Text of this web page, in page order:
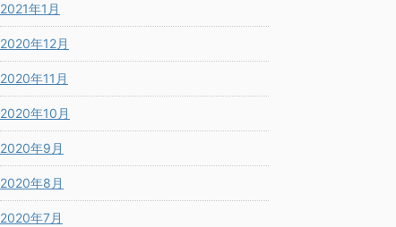
2021年1月
2020年12月
2020年11月
2020年10月
2020年9月
2020年8月
2020年7月